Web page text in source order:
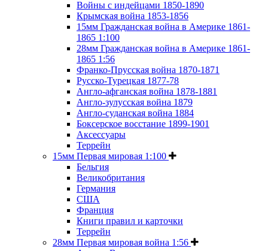
Войны с индейцами 1850-1890
Крымская война 1853-1856
15мм Гражданская война в Америке 1861-
1865 1:100
28мм Гражданская война в Америке 1861-
1865 1:56
Франко-Прусская война 1870-1871
Русско-Турецкая 1877-78
Англо-афганская война 1878-1881
Англо-зулусская война 1879
Англо-суданская война 1884
Боксерское восстание 1899-1901
Аксессуары
Террейн
15мм Первая мировая 1:100
Бельгия
Великобритания
Германия
США
Франция
Книги правил и карточки
Террейн
28мм Первая мировая война 1:56